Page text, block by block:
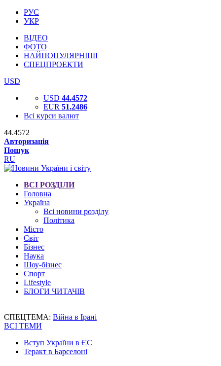
РУС
УКР
ВІДЕО
ФОТО
НАЙПОПУЛЯРНІШІ
СПЕЦПРОЕКТИ
USD
USD 44.4572
EUR 51.2486
Всі курси валют
44.4572
Авторизація
Пошук
RU
ВСІ РОЗДІЛИ
Головна
Україна
Всі новини розділу
Політика
Місто
Світ
Бізнес
Наука
Шоу-бізнес
Спорт
Lifestyle
БЛОГИ ЧИТАЧІВ
СПЕЦТЕМА: Війна в Ірані
ВСІ ТЕМИ
Вступ України в ЄС
Теракт в Барселоні